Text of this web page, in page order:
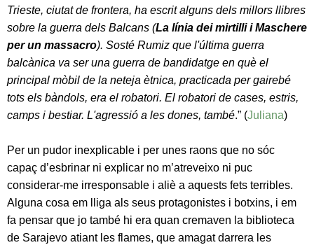
Trieste, ciutat de frontera, ha escrit alguns dels millors llibres
sobre la guerra dels Balcans (La línia dei mirtilli i Maschere
per un massacro). Sosté Rumiz que l'última guerra
balcànica va ser una guerra de bandidatge en què el
principal mòbil de la neteja ètnica, practicada per gairebé
tots els bàndols, era el robatori. El robatori de cases, estris,
camps i bestiar. L'agressió a les dones, també.” (Juliana)
Per un pudor inexplicable i per unes raons que no sóc
capaç d’esbrinar ni explicar no m’atreveixo ni puc
considerar-me irresponsable i aliè a aquests fets terribles.
Alguna cosa em lliga als seus protagonistes i botxins, i em
fa pensar que jo també hi era quan cremaven la biblioteca
de Sarajevo atiant les flames, que amagat darrera les